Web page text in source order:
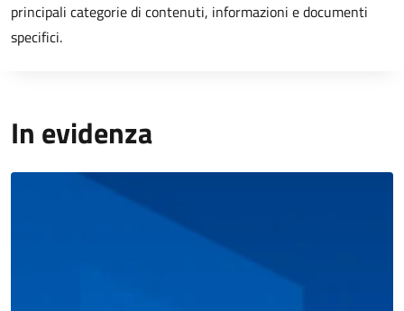
principali categorie di contenuti, informazioni e documenti
specifici.
In evidenza